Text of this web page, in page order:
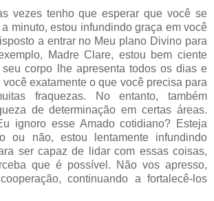
vezes tenho que esperar que você se
minuto, estou infundindo graça em você
a entrar no Meu plano Divino para
Madre Clare, estou bem ciente
corpo lhe apresenta todos os dias e
exatamente o que você precisa para
fraquezas. No entanto, também
de determinação em certas áreas.
ignoro esse Amado cotidiano? Esteja
ou não, estou lentamente infundindo
ser capaz de lidar com essas coisas,
que é possível. Não vos apresso,
continuando a fortalecê-los